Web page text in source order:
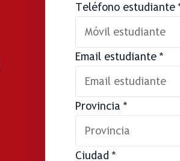
Teléfono estudiante
Email estudiante *
Provincia *
Ciudad *